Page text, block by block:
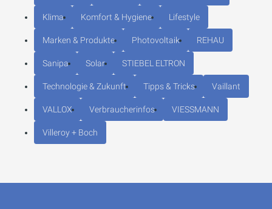
Klima Komfort & Hygiene Lifestyle
Marken & Produkte Photovoltaik REHAU
Sanipa Solar STIEBEL ELTRON
Technologie & Zukunft Tipps & Tricks Vaillant
VALLOX Verbraucherinfos VIESSMANN
Villeroy + Boch